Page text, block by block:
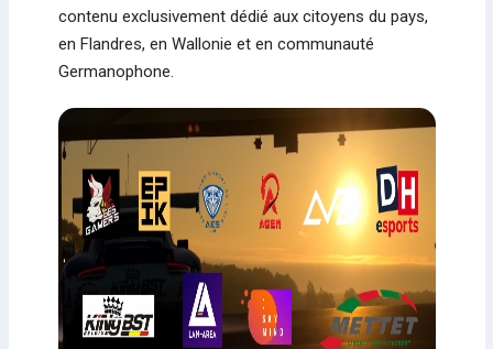
contenu exclusivement dédié aux citoyens du pays,
en Flandres, en Wallonie et en communauté
Germanophone.